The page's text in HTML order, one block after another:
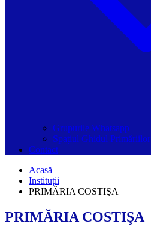
Grupurile Whatsapp
Spațiul Ghidul Primăriilor
Contact
Acasă
Instituții
PRIMĂRIA COSTIŞA
PRIMĂRIA COSTIŞA